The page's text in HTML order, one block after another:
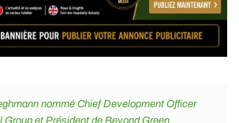
nommé Chief Development Officer